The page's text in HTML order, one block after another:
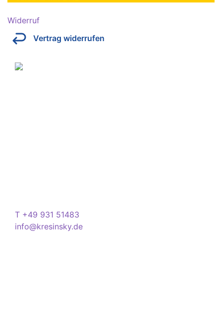
Widerruf
Vertrag widerrufen
T +49 931 51483
info@kresinsky.de